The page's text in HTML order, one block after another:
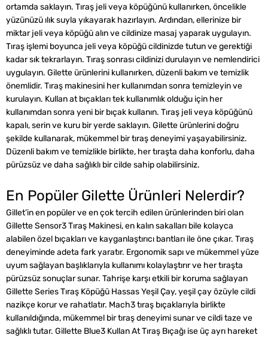
ortamda saklayın. Tıraş jeli veya köpüğünü kullanırken, öncelikle
yüzünüzü ılık suyla yıkayarak hazırlayın. Ardından, ellerinize bir
miktar jeli veya köpüğü alın ve cildinize masaj yaparak uygulayın.
Tıraş işlemi boyunca jeli veya köpüğü cildinizde tutun ve gerektiği
kadar sık tekrarlayın. Tıraş sonrası cildinizi durulayın ve nemlendirici
uygulayın. Gilette ürünlerini kullanırken, düzenli bakım ve temizlik
önemlidir. Tıraş makinesini her kullanımdan sonra temizleyin ve
kurulayın. Kullan at bıçakları tek kullanımlık olduğu için her
kullanımdan sonra yeni bir bıçak kullanın. Tıraş jeli veya köpüğünü
kapalı, serin ve kuru bir yerde saklayın. Gilette ürünlerini doğru
şekilde kullanarak, mükemmel bir tıraş deneyimi yaşayabilirsiniz.
Düzenli bakım ve temizlikle birlikte, her tıraşta daha konforlu, daha
pürüzsüz ve daha sağlıklı bir cilde sahip olabilirsiniz.
En Popüler Gilette Ürünleri Nelerdir?
Gillet’in en popüler ve en çok tercih edilen ürünlerinden biri olan
Gillette Sensor3 Tıraş Makinesi, en kalın sakalları bile kolayca
alabilen özel bıçakları ve kayganlaştırıcı bantları ile öne çıkar. Tıraş
deneyiminde adeta fark yaratır. Ergonomik sapı ve mükemmel yüze
uyum sağlayan başlıklarıyla kullanımı kolaylaştırır ve her tıraşta
pürüzsüz sonuçlar sunar. Tahrişe karşı etkili bir koruma sağlayan
Gillette Series Tıraş Köpüğü Hassas Yeşil Çay, yeşil çay özüyle cildi
nazikçe korur ve rahatlatır. Mach3 tıraş bıçaklarıyla birlikte
kullanıldığında, mükemmel bir tıraş deneyimi sunar ve cildi taze ve
sağlıklı tutar. Gillette Blue3 Kullan At Tıraş Bıçağı ise üç ayrı hareket